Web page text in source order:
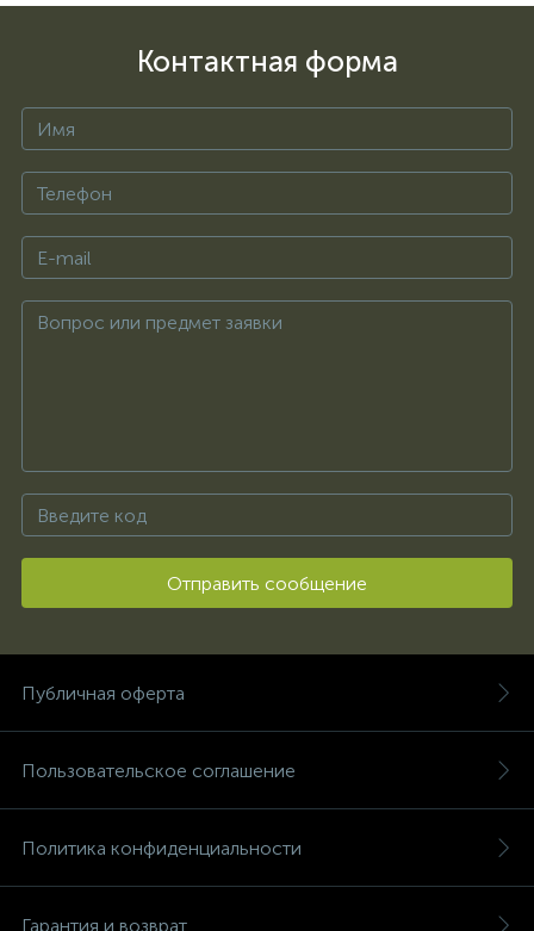
Контактная форма
Отправить сообщение
Публичная оферта
Пользовательское соглашение
Политика конфиденциальности
Гарантия и возврат